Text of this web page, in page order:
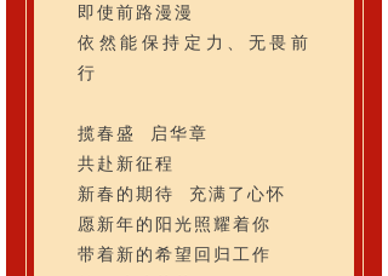
即使前路漫漫
依然能保持定力、无畏前
行
揽春盛 启华章
共赴新征程
新春的期待 充满了心怀
愿新年的阳光照耀着你
带着新的希望回归工作